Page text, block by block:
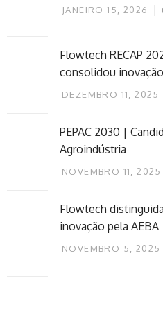
JANEIRO 15, 2026
Flowtech RECAP
consolidou
DEZEMBRO 11, 2025
PEPAC 2030 |
Agroindústria
NOVEMBRO 11, 2025
Flowtech
inovação pela AEBA
NOVEMBRO 5, 2025